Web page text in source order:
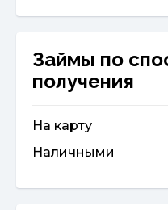
Займы по
получения
На карту
Наличными